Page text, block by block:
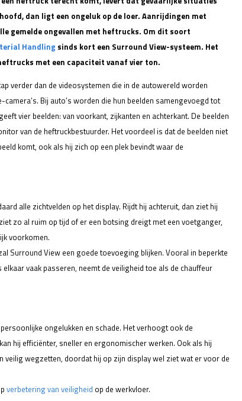
dan ligt een ongeluk op de loer. Aanrijdingen met
gemelde ongevallen met heftrucks. Om dit soort
Handling sinds kort een Surround View-systeem. Het
met een capaciteit vanaf vier ton.
verder dan de videosystemen die in de autowereld worden
Bij auto’s worden die hun beelden samengevoegd tot
vier beelden: van voorkant, zijkanten en achterkant. De beelden
van de heftruckbestuurder. Het voordeel is dat de beelden niet
komt, ook als hij zich op een plek bevindt waar de
alle zichtvelden op het display. Rijdt hij achteruit, dan ziet hij
zo al ruim op tijd of er een botsing dreigt met een voetganger,
voorkomen.
Surround View een goede toevoeging blijken. Vooral in beperkte
vaak passeren, neemt de veiligheid toe als de chauffeur
ongelukken en schade. Het verhoogt ook de
hij efficiënter, sneller en ergonomischer werken. Ook als hij
veilig wegzetten, doordat hij op zijn display wel ziet wat er voor de
verbetering van veiligheid op de werkvloer.